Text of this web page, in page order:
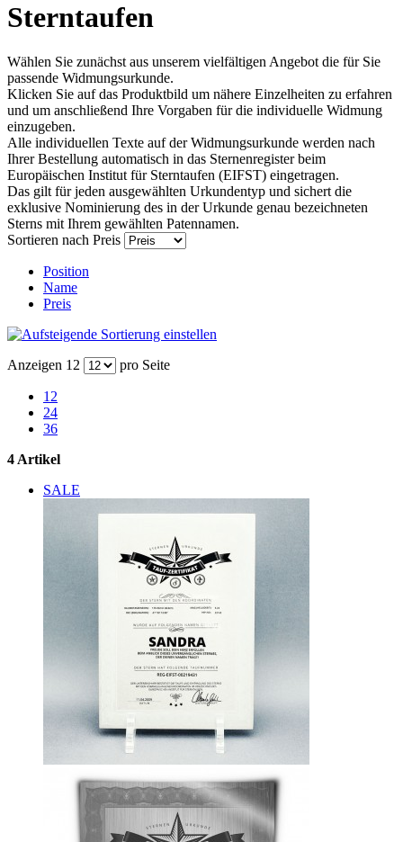
Sterntaufen
Wählen Sie zunächst aus unserem vielfältigen Angebot die für Sie
passende Widmungsurkunde.
Klicken Sie auf das Produktbild um nähere Einzelheiten zu erfahren
und um anschließend Ihre Vorgaben für die individuelle Widmung
einzugeben.
Alle individuellen Texte auf der Widmungsurkunde werden nach
Ihrer Bestellung automatisch in das Sternenregister beim
Europäischen Institut für Sterntaufen (EIFST) eingetragen.
Das gilt für jeden ausgewählten Urkundentyp und sichert die
exklusive Nominierung des in der Urkunde genau bezeichneten
Sterns mit Ihrem gewählten Patennamen.
Sortieren nach Preis
Position
Name
Preis
Anzeigen 12 pro Seite
12
24
36
4 Artikel
SALE